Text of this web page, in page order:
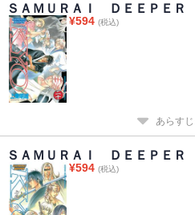
ＳＡＭＵＲＡＩ ＤＥＥＰＥＲ
¥594 (税込)
あらす
ＳＡＭＵＲＡＩ ＤＥＥＰＥＲ
¥594 (税込)